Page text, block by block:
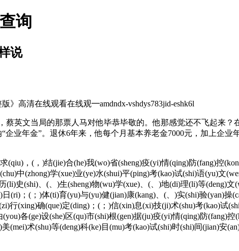
询
说
》高清在线观看在线观━amdndx-vshdys783jid-eshk6l
英文当局的那票人马对他毕恭毕敬的。他那感觉还不飞起来
业年金”。退休6年来，他每个月基本养老金7000元，加上企
，(，)结(jie)合(he)我(wo)省(sheng)疫(yi)情(qing)防(fang)控
中(zhong)学(xue)业(ye)水(shui)平(ping)考(kao)试(shi)语(yu)文
史(shi)、(、)生(sheng)物(wu)学(xue)、(、)地(di)理(li)等(deng)
(ri)；(；)体(ti)育(yu)与(yu)健(jian)康(kang)、(、)实(shi)验(yan)操
行(xing)确(que)定(ding)；(；)信(xin)息(xi)技(ji)术(shu)考(kao)试
各(ge)设(she)区(qu)市(shi)根(gen)据(ju)疫(yi)情(qing)防(fang)
术(shu)等(deng)科(ke)目(mu)考(kao)试(shi)时(shi)间(jian)安